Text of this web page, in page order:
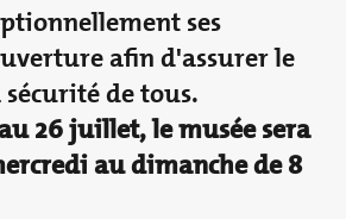
ses
afin d'assurer le
de tous.
26 juillet, le musée sera
au dimanche de 8